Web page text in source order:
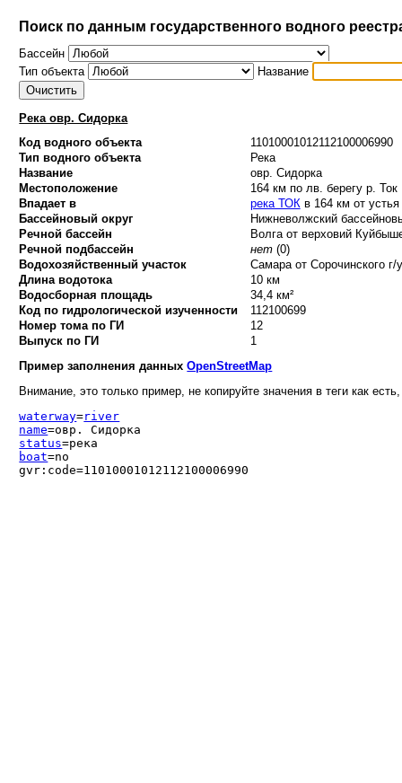
Поиск по данным государственного водного
Бассейн
Тип объекта
Название
Река овр. Сидорка
Код водного объекта
11010001012112100006990
Тип водного объекта
Река
Название
овр. Сидорка
Местоположение
164 км по лв. берегу р. Ток
Впадает в
река ТОКв 164 км от устья
Бассейновый округ
Нижневолжский
Речной бассейн
Волга от верховий
Речной подбассейн
нет(0)
Водохозяйственный участок
Самара от Сорочинского
Длина водотока
10 км
Водосборная площадь
34,4 км²
Код по гидрологической изученности
112100699
Номер тома по ГИ
12
Выпуск по ГИ
1
Пример заполнения данныхOpenStreetMap
Внимание, это только пример, не копируйте значения в теги как
waterway=river
name=овр. Сидорка
status=река
boat=no
gvr:code=11010001012112100006990